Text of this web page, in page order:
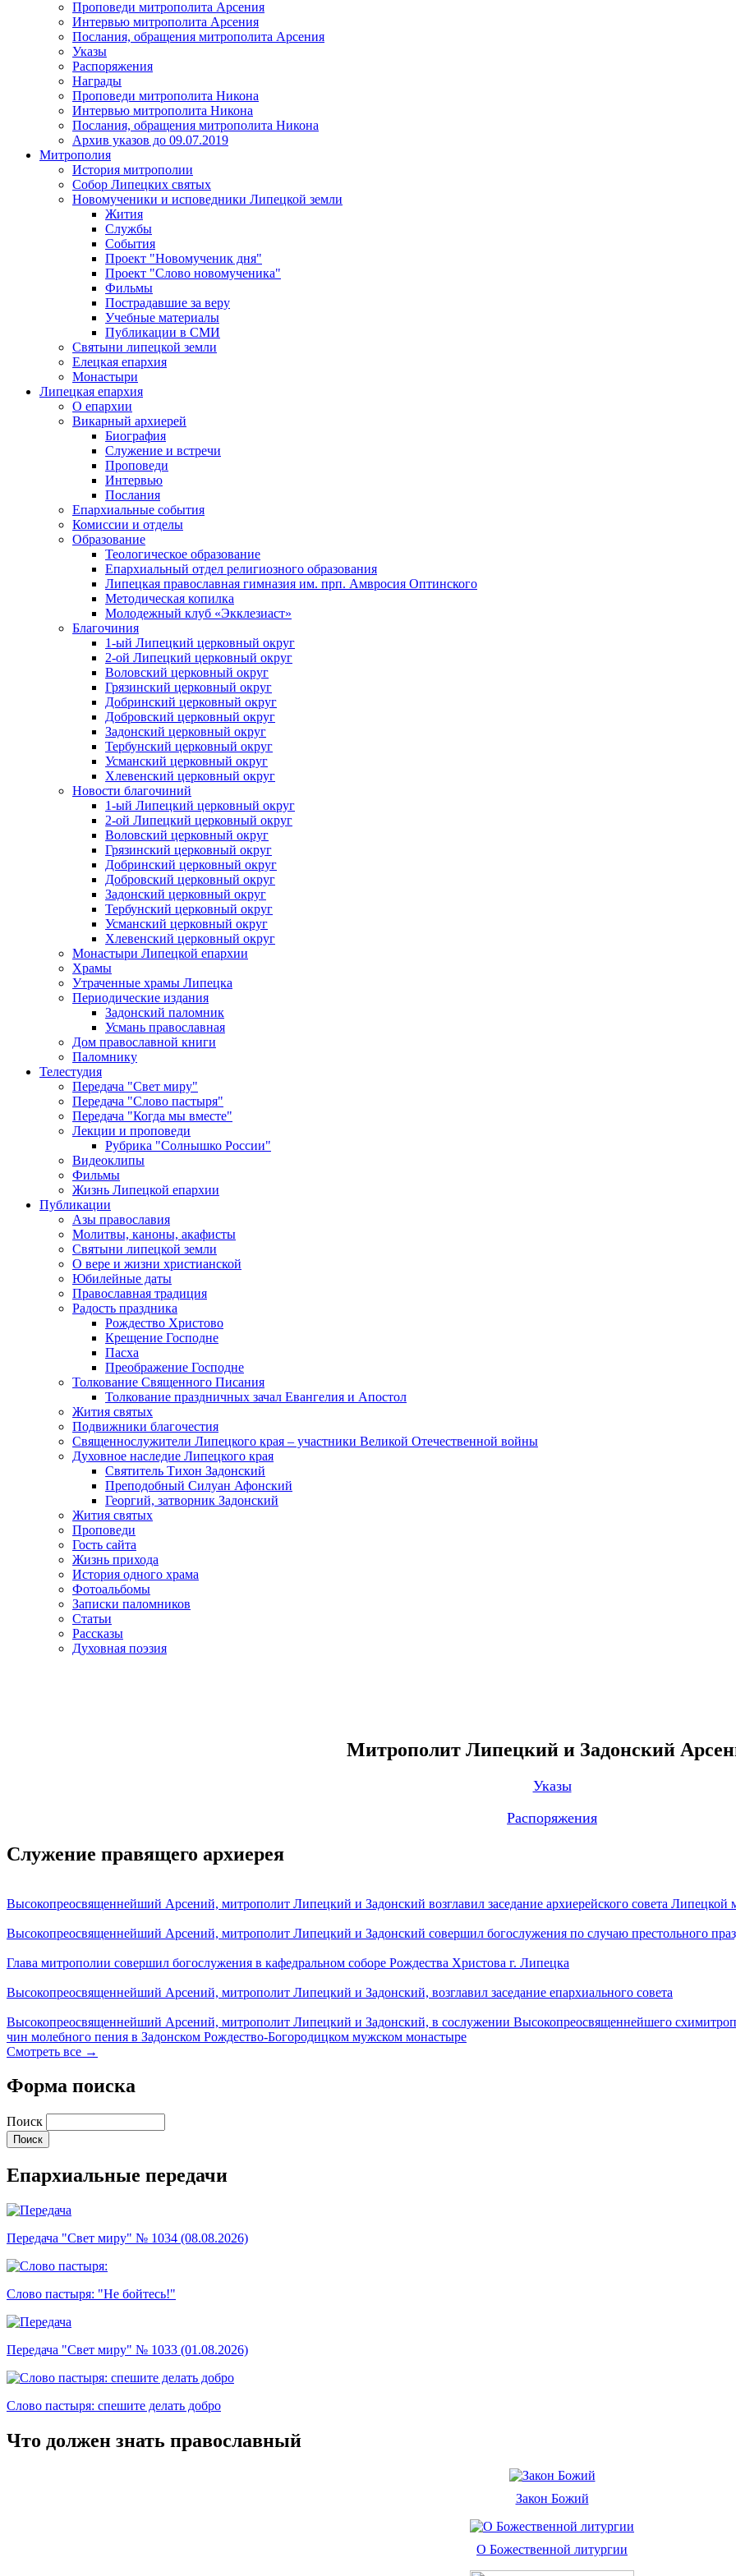
Проповеди митрополита Арсения
Интервью митрополита Арсения
Послания, обращения митрополита Арсения
Указы
Распоряжения
Награды
Проповеди митрополита Никона
Интервью митрополита Никона
Послания, обращения митрополита Никона
Архив указов до 09.07.2019
Митрополия
История митрополии
Собор Липецких святых
Новомученики и исповедники Липецкой земли
Жития
Службы
События
Проект "Новомученик дня"
Проект "Слово новомученика"
Фильмы
Пострадавшие за веру
Учебные материалы
Публикации в СМИ
Святыни липецкой земли
Елецкая епархия
Монастыри
Липецкая епархия
О епархии
Викарный архиерей
Биография
Служение и встречи
Проповеди
Интервью
Послания
Епархиальные события
Комиссии и отделы
Образование
Теологическое образование
Епархиальный отдел религиозного образования
Липецкая православная гимназия им. прп. Амвросия Оптинского
Методическая копилка
Молодежный клуб «Экклезиаст»
Благочиния
1-ый Липецкий церковный округ
2-ой Липецкий церковный округ
Воловский церковный округ
Грязинский церковный округ
Добринский церковный округ
Добровский церковный округ
Задонский церковный округ
Тербунский церковный округ
Усманский церковный округ
Хлевенский церковный округ
Новости благочиний
1-ый Липецкий церковный округ
2-ой Липецкий церковный округ
Воловский церковный округ
Грязинский церковный округ
Добринский церковный округ
Добровский церковный округ
Задонский церковный округ
Тербунский церковный округ
Усманский церковный округ
Хлевенский церковный округ
Монастыри Липецкой епархии
Храмы
Утраченные храмы Липецка
Периодические издания
Задонский паломник
Усмань православная
Дом православной книги
Паломнику
Телестудия
Передача "Свет миру"
Передача "Слово пастыря"
Передача "Когда мы вместе"
Лекции и проповеди
Рубрика "Солнышко России"
Видеоклипы
Фильмы
Жизнь Липецкой епархии
Публикации
Азы православия
Молитвы, каноны, акафисты
Святыни липецкой земли
О вере и жизни христианской
Юбилейные даты
Православная традиция
Радость праздника
Рождество Христово
Крещение Господне
Пасха
Преображение Господне
Толкование Священного Писания
Толкование праздничных зачал Евангелия и Апостол
Жития святых
Подвижники благочестия
Священнослужители Липецкого края – участники Великой Отечественной войны
Духовное наследие Липецкого края
Святитель Тихон Задонский
Преподобный Силуан Афонский
Георгий, затворник Задонский
Жития святых
Проповеди
Гость сайта
Жизнь прихода
История одного храма
Фотоальбомы
Записки паломников
Статьи
Рассказы
Духовная поэзия
Митрополит Липецкий и Задонский
Указы
Распоряжения
Служение правящего архиерея
Высокопреосвященнейший Арсений, митрополит Липецкий и Задонский возглавил заседание архиерейского совета Липецкой
Высокопреосвященнейший Арсений, митрополит Липецкий и Задонский совершил богослужения по случаю престольного
Глава митрополии совершил богослужения в кафедральном соборе Рождества Христова г. Липецка
Высокопреосвященнейший Арсений, митрополит Липецкий и Задонский, возглавил заседание епархиального совета
Высокопреосвященнейший Арсений, митрополит Липецкий и Задонский, в сослужении Высокопреосвященнейшего
чин молебного пения в Задонском Рождество-Богородицком мужском монастыре
Смотреть все →
Форма поиска
Поиск
Епархиальные передачи
Передача "Свет миру" № 1034 (08.08.2026)
Слово пастыря: "Не бойтесь!"
Передача "Свет миру" № 1033 (01.08.2026)
Слово пастыря: спешите делать добро
Что должен знать православный
Закон Божий
О Божественной литургии